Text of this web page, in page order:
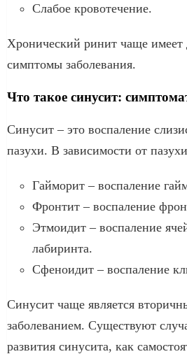
Слабое кровотечение.
Хронический ринит чаще имеет
симптомы заболевания.
Что такое синусит:
Синусит – это воспаление
пазухи. В зависимости от
Гайморит – воспаление
Фронтит – воспаление
Этмоидит – воспаление
лабиринта.
Сфеноидит – воспаление
Синусит чаще является
заболеванием. Существуют
развития синусита, как